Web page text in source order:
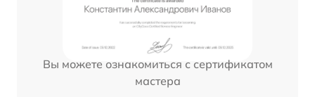
Вы можете ознакомиться с сертификатом
мастера